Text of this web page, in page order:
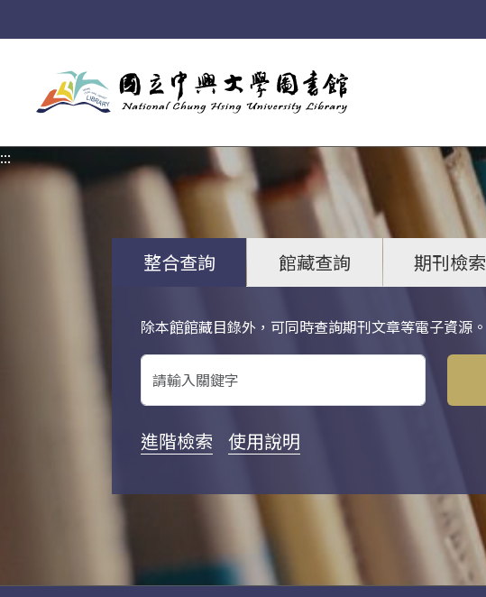
:::
整合查詢 館藏查詢 期刊檢索
除本館館藏目錄外，可同時查詢期刊文章等電子資源。
關鍵字搜尋
進階檢索 使用說明